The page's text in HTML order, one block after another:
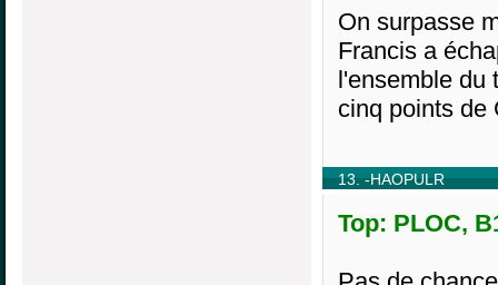
On surpasse
Francis a
l'ensemble
cinq points de
13. -HAOPULR
Top: PLOC,